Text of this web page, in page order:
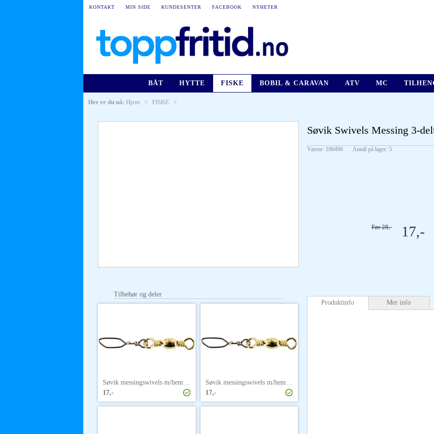
KONTAKT MIN SIDE KUNDESENTER FACEBOOK NYHETER
BÅT HYTTE FISKE BOBIL & CARAVAN ATV MC
Her er du nå: Hjem > FISKE >
Tilbehør og deler
Søvik messingswivels m/hempe str. 1
17,-
Søvik messingswivels m/hempe str. 1/0
17,-
Søvik Swivels Messing 3-
Varenr: 106496 Antall på lager: 5
17,-
Før28,-
Produktinfo Mer info